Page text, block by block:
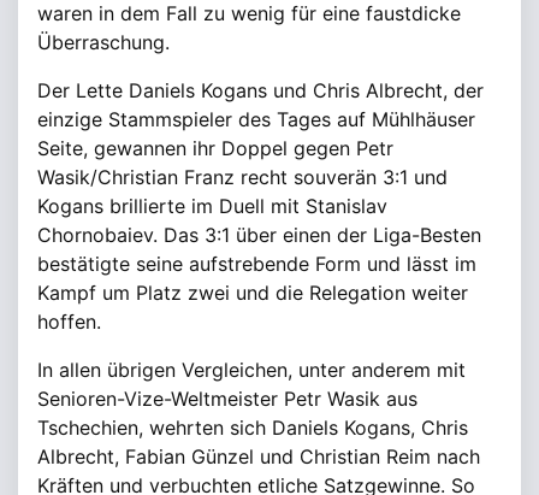
waren in dem Fall zu wenig für eine faustdicke
Überraschung.
Der Lette Daniels Kogans und Chris Albrecht, der
einzige Stammspieler des Tages auf Mühlhäuser
Seite, gewannen ihr Doppel gegen Petr
Wasik/Christian Franz recht souverän 3:1 und
Kogans brillierte im Duell mit Stanislav
Chornobaiev. Das 3:1 über einen der Liga-Besten
bestätigte seine aufstrebende Form und lässt im
Kampf um Platz zwei und die Relegation weiter
hoffen.
In allen übrigen Vergleichen, unter anderem mit
Senioren-Vize-Weltmeister Petr Wasik aus
Tschechien, wehrten sich Daniels Kogans, Chris
Albrecht, Fabian Günzel und Christian Reim nach
Kräften und verbuchten etliche Satzgewinne. So